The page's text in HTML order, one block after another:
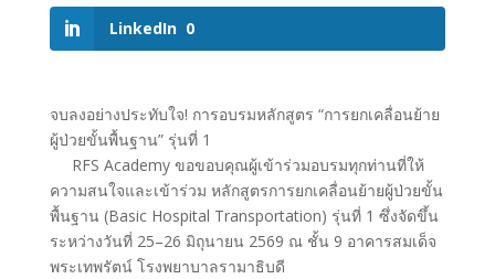
LinkedIn 0
จบลงอย่างประทับใจ! การอบรมหลักสูตร “การยกเคลื่อนย้าย
ผู้ป่วยขั้นพื้นฐาน” รุ่นที่ 1
RFS Academy ขอขอบคุณผู้เข้าร่วมอบรมทุกท่านที่ให้
ความสนใจและเข้าร่วม หลักสูตรการยกเคลื่อนย้ายผู้ป่วยขั้น
พื้นฐาน (Basic Hospital Transportation) รุ่นที่ 1 ซึ่งจัดขึ้น
ระหว่างวันที่ 25–26 มิถุนายน 2569 ณ ชั้น 9 อาคารสมเด็จ
พระเทพรัตน์ โรงพยาบาลรามาธิบดี